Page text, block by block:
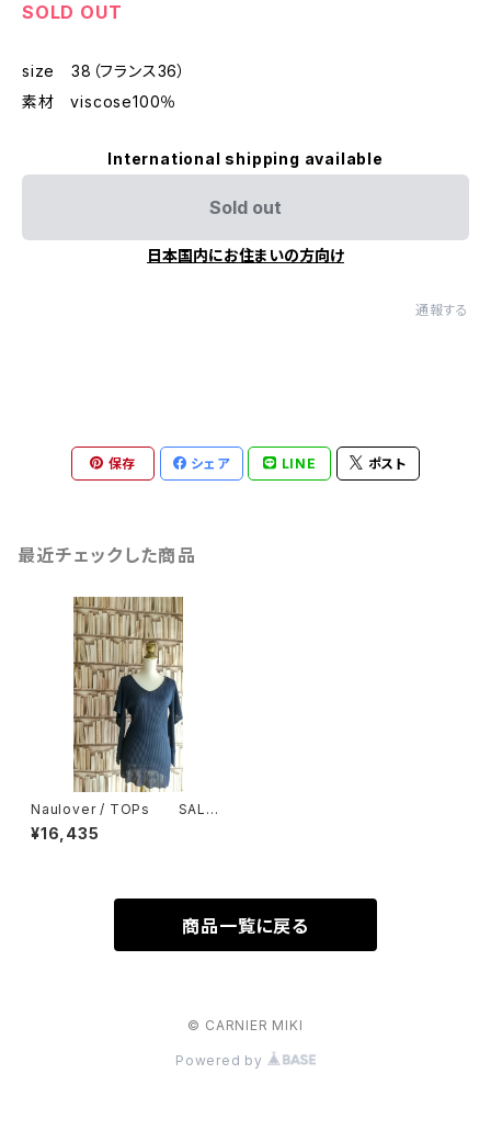
SOLD OUT
size 38（フランス36）
素材 viscose100％
International shipping available
Sold out
日本国内にお住まいの方向け
通報する
保存 シェア LINE ポスト
最近チェックした商品
Naulover / TOPs SALE
50％ OFF ￥32,870⇒
￥16,435
¥16,435
商品一覧に戻る
© CARNIER MIKI
Powered by